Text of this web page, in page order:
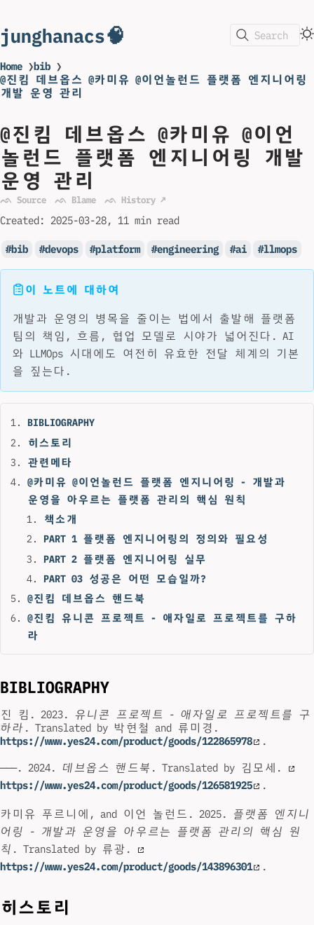
junghanacs🧠 Search
Home ❯bib ❯
@진킴 데브옵스 @카미유 @이언놀런드 플랫폼 엔지니어링
개발 운영 관리
@진킴 데브옵스 @카미유 @이언
놀런드 플랫폼 엔지니어링 개발
운영 관리
ᨒ Source ᨒ Blame ᨒ History ↗
Created: 2025-03-28 11 min read
bib devops platform engineering ai llmops
이 노트에 대하여
개발과 운영의 병목을 줄이는 법에서 출발해 플랫폼
팀의 책임, 흐름, 협업 모델로 시야가 넓어진다. AI
와 LLMOps 시대에도 여전히 유효한 전달 체계의 기본
을 짚는다.
BIBLIOGRAPHY
히스토리
관련메타
@카미유 @이언놀런드 플랫폼 엔지니어링 - 개발과
운영을 아우르는 플랫폼 관리의 핵심 원칙
책소개
PART 1 플랫폼 엔지니어링의 정의와 필요성
PART 2 플랫폼 엔지니어링 실무
PART 03 성공은 어떤 모습일까?
@진킴 데브옵스 핸드북
@진킴 유니콘 프로젝트 - 애자일로 프로젝트를 구하
라
BIBLIOGRAPHY
진 킴. 2023.
유니콘 프로젝트 - 애자일로 프로젝트를 구
하라 . Translated by 박현철 and 류미경.
https://www.yes24.com/product/goods/122865978
.
———. 2024. 데브옵스 핸드북 . Translated by 김모세.
https://www.yes24.com/product/goods/126581925
.
카미유 푸르니에, and 이언 놀런드. 2025.
플랫폼 엔지니
어링 - 개발과 운영을 아우르는 플랫폼 관리의 핵심 원
칙 . Translated by 류광.
https://www.yes24.com/product/goods/143896301
.
히스토리